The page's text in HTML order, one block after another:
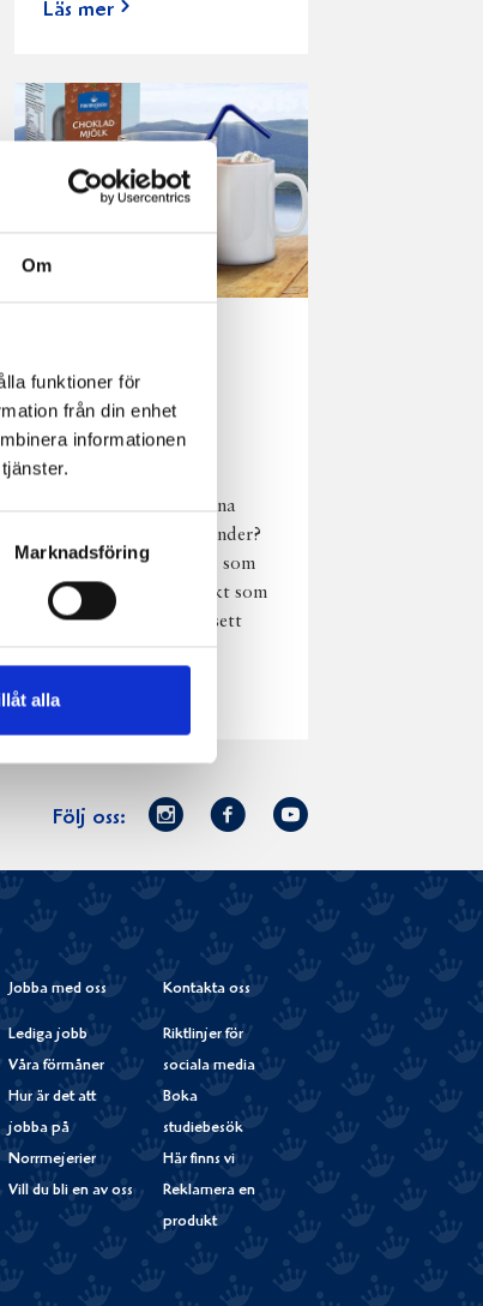
Om
funktioner för
från din enhet
informationen
Marknadsföring
alla
Läs mer
njutning i alla
väder
Har du provat
chokladmjölk från dina
norrländska mjölkbönder?
Den är lika god varm som
kall och passar perfekt som
vardagsnjutning oavsett
väder, året om.
Läs mer
Följ oss:
Norrmejerier
Instagram
Facebook
Youtube
Jobba med oss
Lediga jobb
Våra förmåner
Hur är det att
jobba på
Norrmejerier
Vill du bli en av oss
Kontakta oss
Riktlinjer för
sociala media
Boka
studiebesök
Här finns vi
Reklamera en
produkt